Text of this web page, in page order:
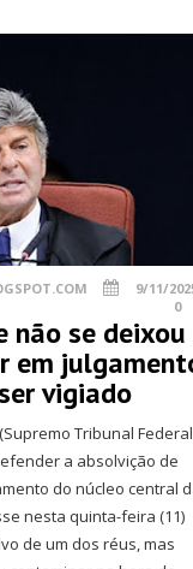
9/11/
0
não se deixou
em
vigiado
Tribunal
a absolvição de
do núcleo central
nesta quinta-feira (11)
de um dos réus, mas